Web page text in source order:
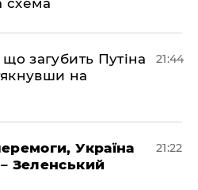
схема
загубить Путіна
на
21:44
Україна
Зеленський
21:22